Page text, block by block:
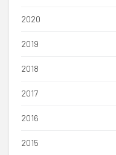
2020
2019
2018
2017
2016
2015